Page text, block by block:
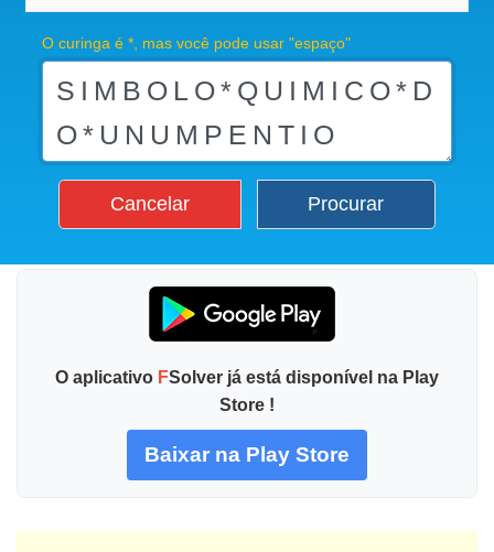
O curinga é *, mas você pode usar "espaço"
Cancelar Procurar
O aplicativo FSolver já está disponível na Play
Store !
Baixar na Play Store